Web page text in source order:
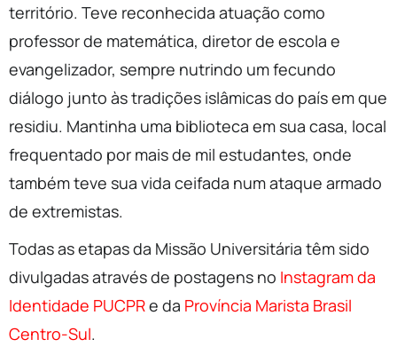
território. Teve reconhecida atuação como
professor de matemática, diretor de escola e
evangelizador, sempre nutrindo um fecundo
diálogo junto às tradições islâmicas do país em que
residiu. Mantinha uma biblioteca em sua casa, local
frequentado por mais de mil estudantes, onde
também teve sua vida ceifada num ataque armado
de extremistas.
Todas as etapas da Missão Universitária têm sido
divulgadas através de postagens no Instagram da
Identidade PUCPRe da Província Marista Brasil
Centro-Sul.